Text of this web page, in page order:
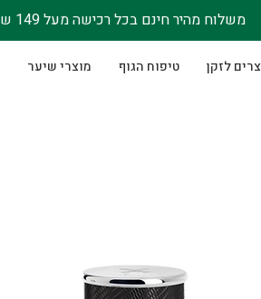
לזקן טיפוח הגוף מוצרי שיער
משלוח מהיר חינם בכל רכישה מעל 149 ש"ח (עד 5 ימי עסקים)